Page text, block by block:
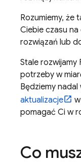
Rozumiemy, że
Ciebie czasu
rozwiązań lub
Stale rozwijamy
potrzeby w
Będziemy
aktualizacje
pomagać Ci w
Co